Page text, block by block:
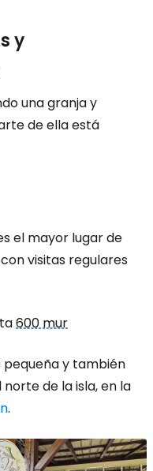
y
una granja y
de ella está
el mayor lugar de
visitas regulares
600 mur
pequeña y también
de la isla, en la
.